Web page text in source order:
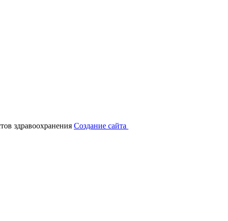
здравоохранения Создание сайта